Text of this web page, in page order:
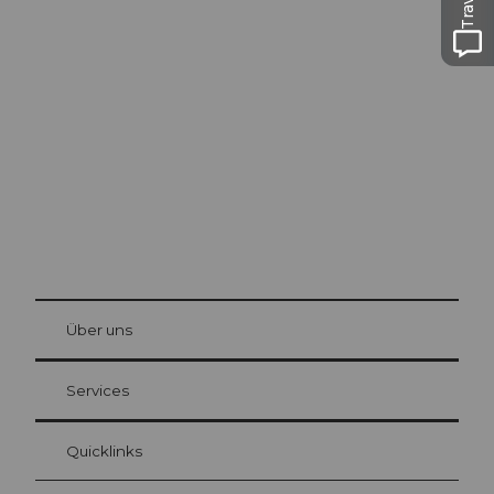
Gästekarte Luzern
Ihre Vorteile als Übernachtungsgast
at Bre
Über uns
Services
Quicklinks